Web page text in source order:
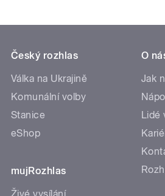
Český rozhlas
Válka na Ukrajině
Komunální volby
Stanice
eShop
mujRozhlas
O
Jak
Lidé